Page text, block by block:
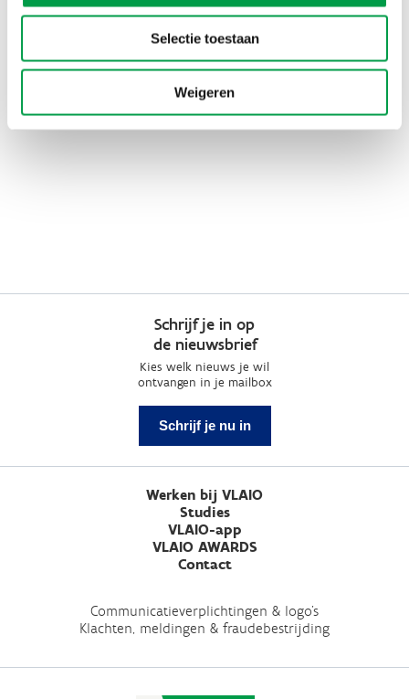
Selectie toestaan
Weigeren
Schrijf je in op
de nieuwsbrief
Kies welk nieuws je wil
ontvangen in je mailbox
Schrijf je nu in
Werken bij VLAIO
Studies
VLAIO-app
VLAIO AWARDS
Contact
Communicatieverplichtingen & logo's
Klachten, meldingen & fraudebestrijding